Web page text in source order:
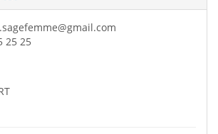
25 25